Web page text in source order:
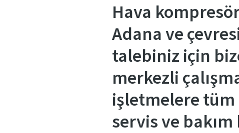
Hava
Adana ve
talebiniz için
merkezli
işletmelere tüm
servis ve